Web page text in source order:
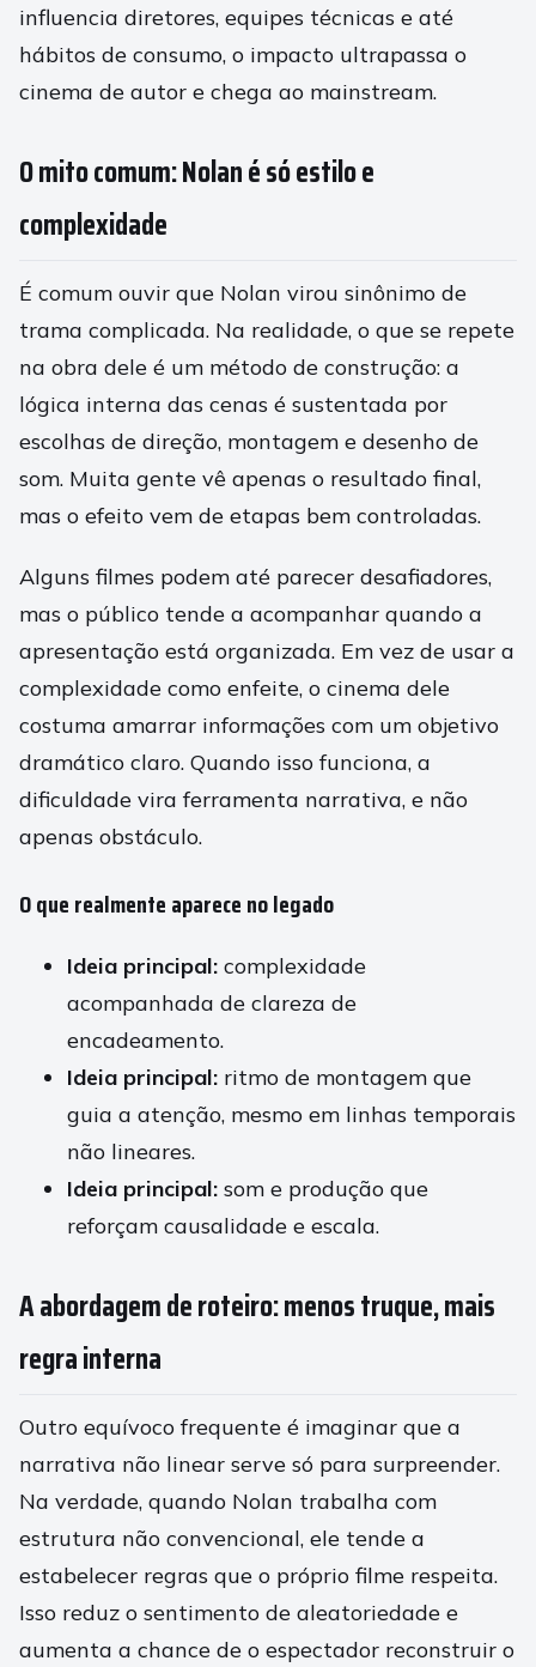
influencia diretores, equipes técnicas e até
hábitos de consumo, o impacto ultrapassa o
cinema de autor e chega ao mainstream.
O mito comum: Nolan é só estilo e
complexidade
É comum ouvir que Nolan virou sinônimo de
trama complicada. Na realidade, o que se repete
na obra dele é um método de construção: a
lógica interna das cenas é sustentada por
escolhas de direção, montagem e desenho de
som. Muita gente vê apenas o resultado final,
mas o efeito vem de etapas bem controladas.
Alguns filmes podem até parecer desafiadores,
mas o público tende a acompanhar quando a
apresentação está organizada. Em vez de usar a
complexidade como enfeite, o cinema dele
costuma amarrar informações com um objetivo
dramático claro. Quando isso funciona, a
dificuldade vira ferramenta narrativa, e não
apenas obstáculo.
O que realmente aparece no legado
Ideia principal: complexidade
acompanhada de clareza de
encadeamento.
Ideia principal: ritmo de montagem que
guia a atenção, mesmo em linhas temporais
não lineares.
Ideia principal: som e produção que
reforçam causalidade e escala.
A abordagem de roteiro: menos truque, mais
regra interna
Outro equívoco frequente é imaginar que a
narrativa não linear serve só para surpreender.
Na verdade, quando Nolan trabalha com
estrutura não convencional, ele tende a
estabelecer regras que o próprio filme respeita.
Isso reduz o sentimento de aleatoriedade e
aumenta a chance de o espectador reconstruir o